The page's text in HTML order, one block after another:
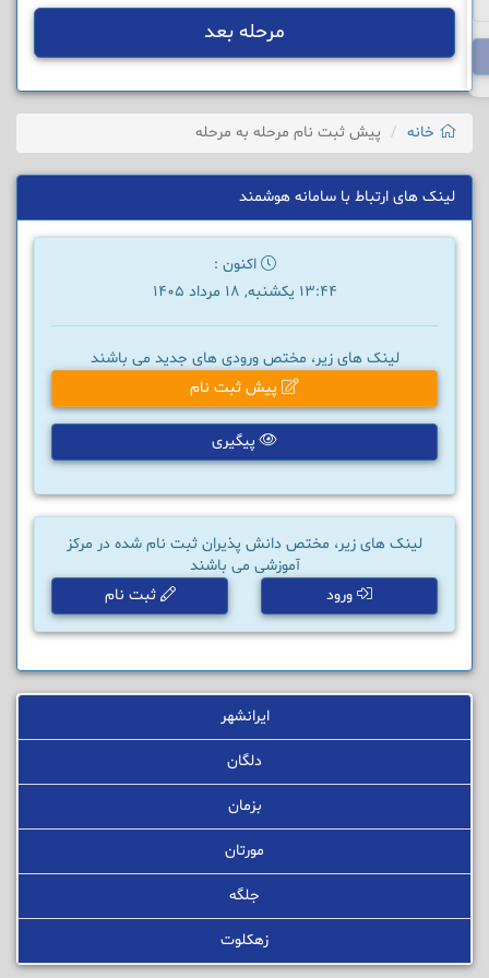
مرحله بعد
خانه پیش ثبت نام مرحله به مرحله
لینک های ارتباط با سامانه هوشمند
اکنون :
13:44 یکشنبه, 18 مرداد 1405
لینک های زیر، مختص ورودی های جدید می باشند
پیش ثبت نام
پیگیری
لینک های زیر، مختص دانش پذیران ثبت نام شده در مرکز
آموزشی می باشند
ورود
ثبت نام
ایرانشهر
دلگان
بزمان
مورتان
جلگه
زهکلوت